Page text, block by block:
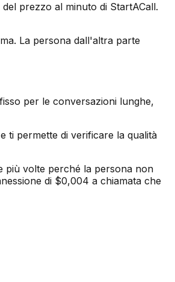
prezzo al minuto di StartACall.
La persona dall'altra parte
per le conversazioni lunghe,
ti permette di verificare la qualità
più volte perché la persona non
di $0,004 a chiamata che